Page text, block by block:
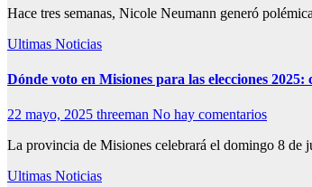
Hace tres semanas, Nicole Neumann generó
Ultimas Noticias
Dónde voto en Misiones para las elecciones
22 mayo, 2025 threeman No hay comentarios
La provincia de Misiones celebrará el domingo 8
Ultimas Noticias